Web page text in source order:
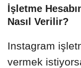
İşletme
Nasıl Verilir?
Instagram
vermek